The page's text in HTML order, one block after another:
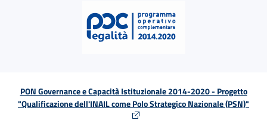
PON Governance e Capacità Istituzionale 2014-2020 - Progetto
"Qualificazione dell'INAIL come Polo Strategico Nazionale (PSN)"